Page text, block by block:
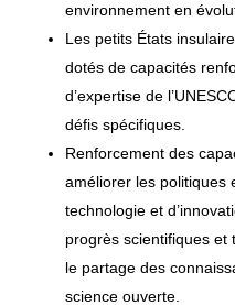
environnement en
Les petits États
dotés de capacités
d’expertise de
défis spécifiques.
Renforcement des
améliorer les politiques
technologie et
progrès scientifiques et
le partage des
science ouverte.